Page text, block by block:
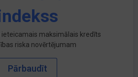
ieteicamais maksimālais kredīts
riska novērtējumam
Pārbaudīt